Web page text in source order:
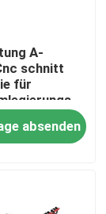
A-
schnitt
für
absenden